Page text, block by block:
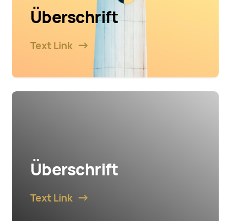
Überschrift
Text Link
Überschrift
Text Link